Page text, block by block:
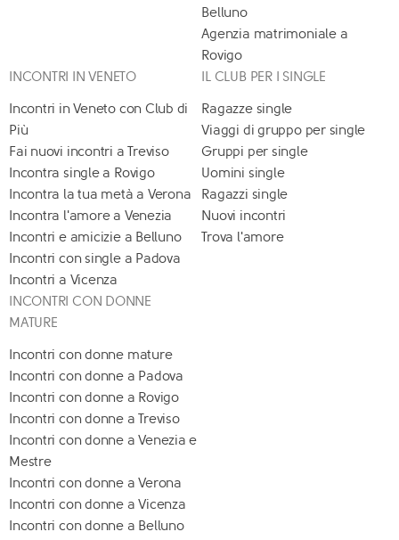
Belluno
Agenzia matrimoniale a
Rovigo
INCONTRI IN VENETO
Incontri in Veneto con Club di
Più
Fai nuovi incontri a Treviso
Incontra single a Rovigo
Incontra la tua metà a Verona
Incontra l'amore a Venezia
Incontri e amicizie a Belluno
Incontri con single a Padova
Incontri a Vicenza
IL CLUB PER I SINGLE
Ragazze single
Viaggi di gruppo per single
Gruppi per single
Uomini single
Ragazzi single
Nuovi incontri
Trova l'amore
INCONTRI CON DONNE
MATURE
Incontri con donne mature
Incontri con donne a Padova
Incontri con donne a Rovigo
Incontri con donne a Treviso
Incontri con donne a Venezia e
Mestre
Incontri con donne a Verona
Incontri con donne a Vicenza
Incontri con donne a Belluno